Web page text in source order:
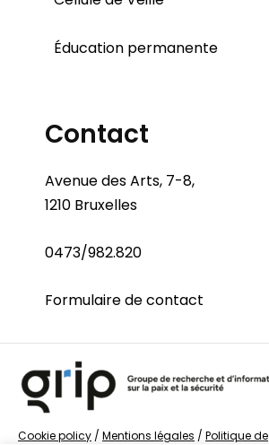
Éducation permanente
Contact
Avenue des Arts, 7-8,
1210 Bruxelles
0473/982.820
Formulaire de contact
Cookie policy / Mentions légales / Politique de